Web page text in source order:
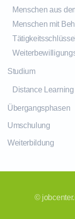
Menschen aus
Menschen mit
Tätigkeitsschlüssel
Studium
Distance Learning
Übergangsphasen
Umschulung
Weiterbildung
©